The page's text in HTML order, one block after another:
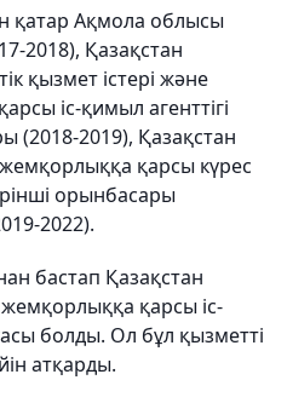
қатар Ақмола облысы
2018), Қазақстан
қызмет істері және
іс-қимыл агенттігі
(2018-2019), Қазақстан
қарсы күрес
орынбасары
2022).
бастап Қазақстан
қарсы іс-
болды. Ол бұл қызметті
атқарды.